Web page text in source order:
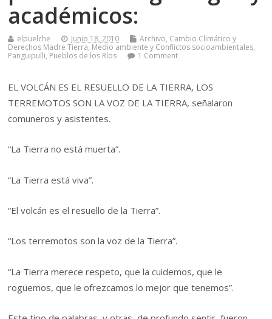
académicos:
elpuelche Junio 18, 2010 Archivo, Cambio Climático y
Derechos Madre Tierra, Medio ambiente y Conflictos socioambientales,
Panguipulli, Pueblos de los Ríos 1 Comment
EL VOLCÁN ES EL RESUELLO DE LA TIERRA, LOS
TERREMOTOS SON LA VOZ DE LA TIERRA, señalaron
comuneros y asistentes.
“La Tierra no está muerta”.
“La Tierra está viva”.
“El volcán es el resuello de la Tierra”.
“Los terremotos son la voz de la Tierra”.
“La Tierra merece respeto, que la cuidemos, que le
roguemos, que le ofrezcamos lo mejor que tenemos”.